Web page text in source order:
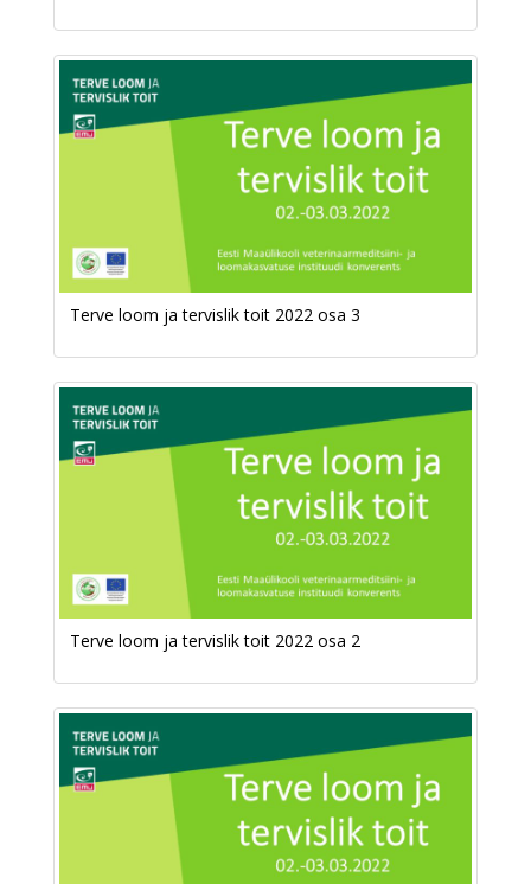
Terve loom ja tervislik toit 2022 osa 3
Terve loom ja tervislik toit 2022 osa 2